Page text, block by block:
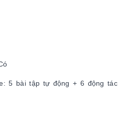
5 bài tập tự động + 6 động tác